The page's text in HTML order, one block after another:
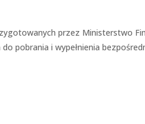
przez Ministerstwo
pobrania i wypełnienia
Jeśli